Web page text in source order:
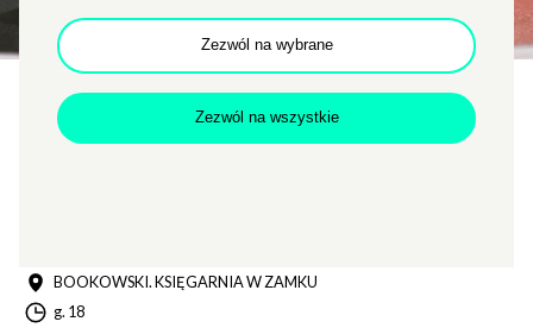
STYCZNIOWE SPOTKANIE
ZAMKOWEGO KLUBU
MIEJSCEBOOKOWSKI. KSIĘGARNIA W ZAMKU
Godzina
g. 18
Zezwól na wybrane
Zezwól na wszystkie